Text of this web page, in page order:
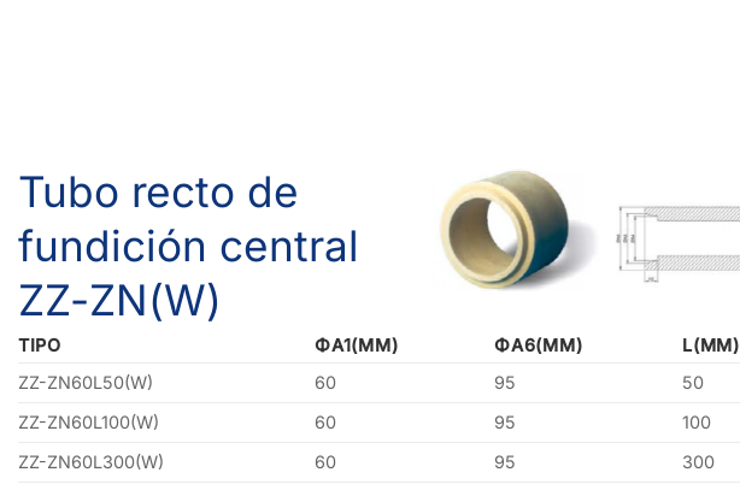
Tubo recto de
fundición central
ZZ-ZN(W)
TIPO ΦA1(MM) ΦA6(MM)
L(MM)
ZZ-ZN60L50(W)
60 95
50
ZZ-ZN60L100(W)
60 95
100
ZZ-ZN60L300(W)
60 95
300